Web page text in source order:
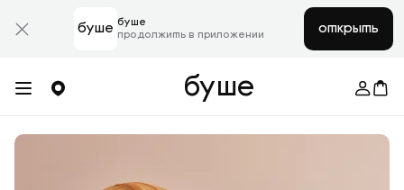
буше буше
продолжить в приложении
открыть
буше